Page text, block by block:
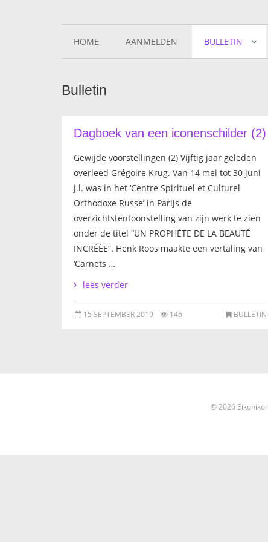
HOME AANMELDEN BULLETIN
Bulletin
Dagboek van een iconenschilder (2)
Gewijde voorstellingen (2) Vijftig jaar geleden
overleed Grégoire Krug. Van 14 mei tot 30 juni
j.l. was in het ‘Centre Spirituel et Culturel
Orthodoxe Russe’ in Parijs de
overzichtstentoonstelling van zijn werk te zien
onder de titel “UN PROPHÈTE DE LA BEAUTÉ
INCRÉÉE”. Henk Roos maakte een vertaling van
‘Carnets …
lees verder
BULLETIN
15 SEPTEMBER 2019 146
© 2026